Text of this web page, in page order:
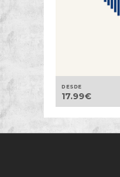
DESDE
17.99€